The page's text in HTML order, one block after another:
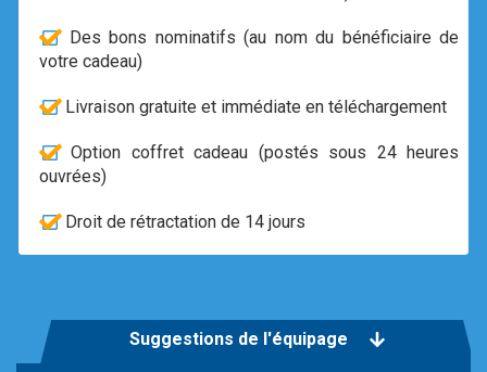
Des bons nominatifs (au nom du bénéficiaire de
votre cadeau)
Livraison gratuite et immédiate en téléchargement
Option coffret cadeau (postés sous 24 heures
ouvrées)
Droit de rétractation de 14 jours
Suggestions de l'équipage